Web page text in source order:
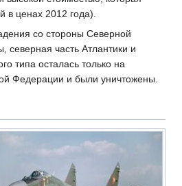
в ценах 2012 года).
со стороны Северной
часть Атлантики и
типа осталась только на
Федерации и были уничтожены.